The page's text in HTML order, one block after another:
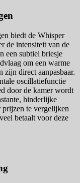
biedt de Whisper
de intensiteit van de
een subtiel briesje
om een warme
zijn direct aanpasbaar.
oscillatiefunctie
door de kamer wordt
hinderlijke
te vergelijken
betaalt voor deze